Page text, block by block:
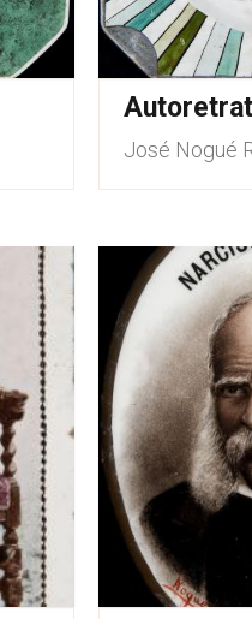
Autoretrat
José Nogué